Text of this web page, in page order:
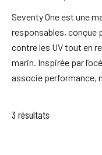
Seventy One est une
responsables,
contre les UV tout en
marin. Inspirée par
associe performance,
3 résultats